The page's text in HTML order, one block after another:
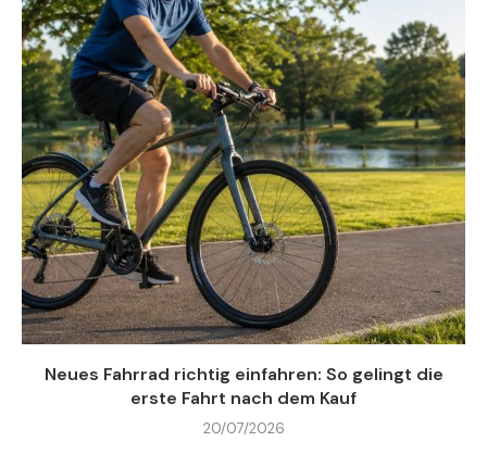
Neues Fahrrad richtig einfahren: So gelingt die
erste Fahrt nach dem Kauf
20/07/2026